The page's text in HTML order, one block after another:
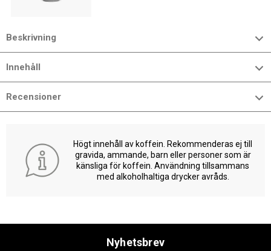
Beskrivning
Innehåll
Recensioner
Högt innehåll av koffein. Rekommenderas ej till
gravida, ammande, barn eller personer som är
känsliga för koffein. Användning tillsammans
med alkoholhaltiga drycker avråds.
Nyhetsbrev